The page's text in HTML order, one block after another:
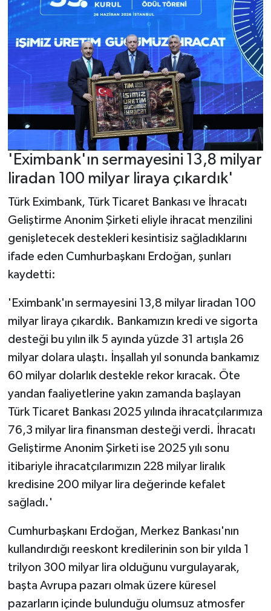
'Eximbank'ın sermayesini 13,8 milyar
liradan 100 milyar liraya çıkardık'
Türk Eximbank, Türk Ticaret Bankası ve İhracatı
Geliştirme Anonim Şirketi eliyle ihracat menzilini
genişletecek destekleri kesintisiz sağladıklarını
ifade eden Cumhurbaşkanı Erdoğan, şunları
kaydetti:
'Eximbank'ın sermayesini 13,8 milyar liradan 100
milyar liraya çıkardık. Bankamızın kredi ve sigorta
desteği bu yılın ilk 5 ayında yüzde 31 artışla 26
milyar dolara ulaştı. İnşallah yıl sonunda bankamız
60 milyar dolarlık destekle rekor kıracak. Öte
yandan faaliyetlerine yakın zamanda başlayan
Türk Ticaret Bankası 2025 yılında ihracatçılarımıza
76,3 milyar lira finansman desteği verdi. İhracatı
Geliştirme Anonim Şirketi ise 2025 yılı sonu
itibariyle ihracatçılarımızın 228 milyar liralık
kredisine 200 milyar lira değerinde kefalet
sağladı.'
Cumhurbaşkanı Erdoğan, Merkez Bankası'nın
kullandırdığı reeskont kredilerinin son bir yılda 1
trilyon 300 milyar lira olduğunu vurgulayarak,
başta Avrupa pazarı olmak üzere küresel
pazarların içinde bulunduğu olumsuz atmosfer